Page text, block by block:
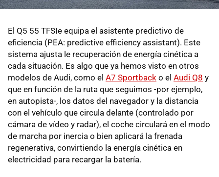
El Q5 55 TFSIe equipa el asistente predictivo de
eficiencia (PEA: predictive efficiency assistant). Este
sistema ajusta le recuperación de energía cinética a
cada situación. Es algo que ya hemos visto en otros
modelos de Audi, como el A7 Sportback o el Audi Q8 y
que en función de la ruta que seguimos -por ejemplo,
en autopista-, los datos del navegador y la distancia
con el vehículo que circula delante (controlado por
cámara de vídeo y radar), el coche circulará en el modo
de marcha por inercia o bien aplicará la frenada
regenerativa, convirtiendo la energía cinética en
electricidad para recargar la batería.